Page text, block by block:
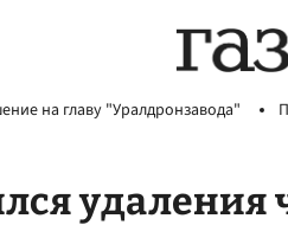
на главу "Уралдронзавода"
удаления